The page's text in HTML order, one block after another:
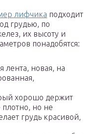
лифчика подходит
грудью, по
их высоту и
понадобятся:
лента, новая, на
хорошо держит
плотно, но не
грудь красивой,